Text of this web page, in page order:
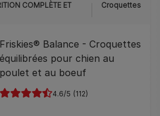
COMPLÈTE ET
Croquettes
Friskies® Balance - Croquettes
équilibrées pour chien au
poulet et au boeuf
4.6 (112)